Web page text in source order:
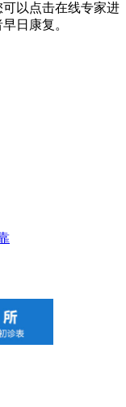
以点击在线专家进
日康复。